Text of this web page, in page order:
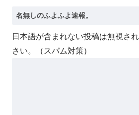
日本語が含まれない投稿は無視さ
さい。（スパム対策）